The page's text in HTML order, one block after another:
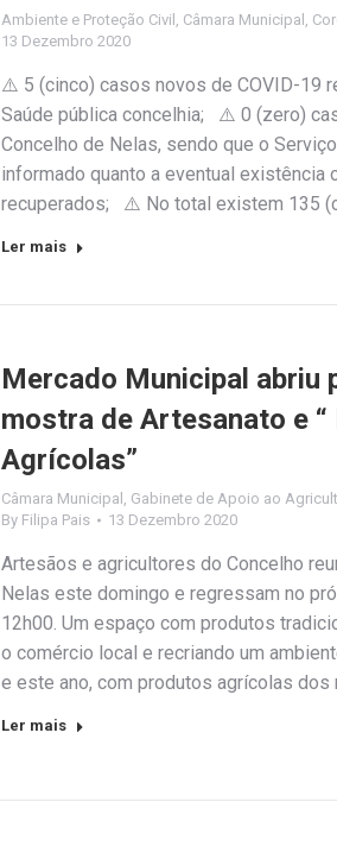
Ambiente e Proteção Civil , Câmara Municipal ,
13 Dezembro 2020
⚠️ 5 (cinco) casos novos de COVID-19
Saúde pública concelhia; ⚠️ 0 (zero)
Concelho de Nelas, sendo que o
informado quanto a eventual existência
recuperados; ⚠️ No total existem 135
Ler mais
Mercado Municipal abriu
mostra de Artesanato e
Agrícolas”
Câmara Municipal , Gabinete de Apoio ao
By Filipa Pais 13 Dezembro 2020
Artesãos e agricultores do Concelho
Nelas este domingo e regressam no
12h00. Um espaço com produtos
o comércio local e recriando um
e este ano, com produtos agrícolas
Ler mais